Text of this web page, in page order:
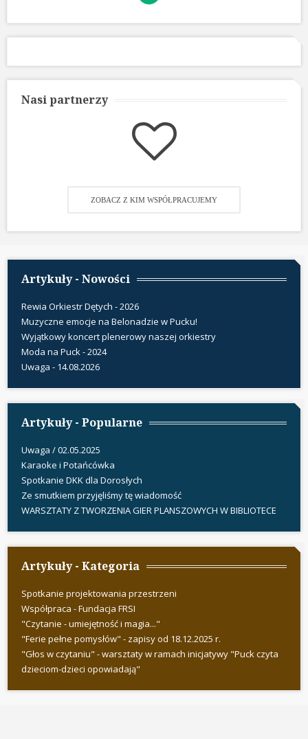
Nasi partnerzy
ZOBACZ Z KIM WSPÓŁPRACUJEMY
Artykuły - Nowości
Rewia Orkiestr Dętych - 2026
Muzyczne emocje na Belonadzie w Pucku!
Wyjątkowy koncert plenerowy naszej orkiestry
Moda na Puck - 2024
Uwaga - 14.08.2026
Artykuły - Popularne
Uwaga / 02.05.2025
Karaoke i Potańcówka
Spotkanie DKK dla Dorosłych
Ze smutkiem przyjęliśmy tę wiadomość
WARSZTATY Z TWORZENIA GIER PLANSZOWYCH W BIBLIOTECE
Artykuły - Kategoria
Spotkanie projektowania przestrzeni
Współpraca - Fundacja FRSI
"Czytanie - umiejętność i magia..."
"Ferie pełne pomysłów" - zapisy od 18.12.2025 r.
"Głos w czytaniu" - warsztaty w ramach inicjatywy "Puck czyta
dzieciom-dzieci opowiadają"